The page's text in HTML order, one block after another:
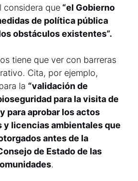
considera que “el Gobierno
de política pública
obstáculos existentes”.
tiene que ver con barreras
Cita, por ejemplo,
la “validación de
para la visita de
para aprobar los actos
licencias ambientales que
antes de la
de Estado de las
.